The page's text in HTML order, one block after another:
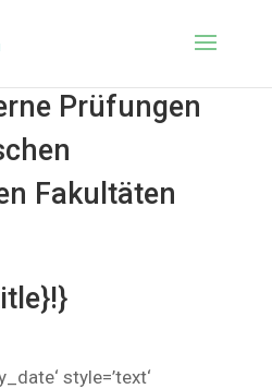
Prüfungen
Fakultäten
style=’text‘